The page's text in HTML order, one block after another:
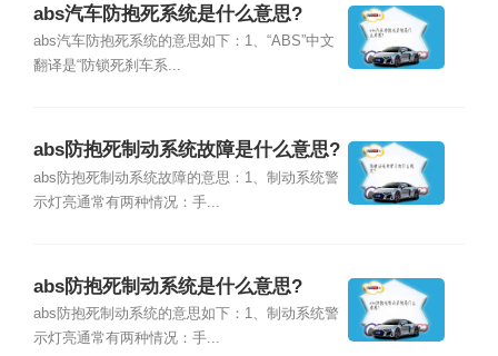
abs汽车防抱死系统是什么意思?
abs汽车防抱死系统的意思如下：1、“ABS”中文
翻译是“防锁死刹车系...
abs防抱死制动系统故障是什么意思?
abs防抱死制动系统故障的意思：1、制动系统警
示灯亮通常有两种情况：手...
abs防抱死制动系统是什么意思?
abs防抱死制动系统的意思如下：1、制动系统警
示灯亮通常有两种情况：手...